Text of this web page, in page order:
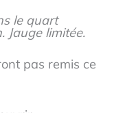
le quart
Jauge limitée.
pas remis ce